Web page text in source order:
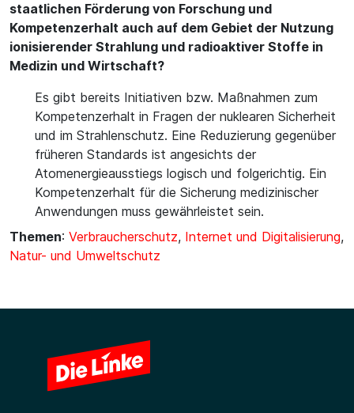
staatlichen Förderung von Forschung und
Kompetenzerhalt auch auf dem Gebiet der Nutzung
ionisierender Strahlung und radioaktiver Stoffe in
Medizin und Wirtschaft?
Es gibt bereits Initiativen bzw. Maßnahmen zum
Kompetenzerhalt in Fragen der nuklearen Sicherheit
und im Strahlenschutz. Eine Reduzierung gegenüber
früheren Standards ist angesichts der
Atomenergieausstiegs logisch und folgerichtig. Ein
Kompetenzerhalt für die Sicherung medizinischer
Anwendungen muss gewährleistet sein.
Themen: Verbraucherschutz, Internet und Digitalisierung,
Natur- und Umweltschutz